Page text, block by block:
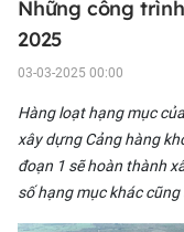
Những công
2025
03-03-2025 00:00
Hàng loạt hạng mục của
xây dựng Cảng hàng
đoạn 1 sẽ hoàn thành
số hạng mục khác